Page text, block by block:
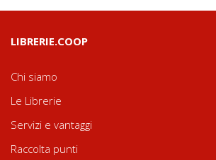
LIBRERIE.COOP
Chi siamo
Le Librerie
Servizi e vantaggi
Raccolta punti